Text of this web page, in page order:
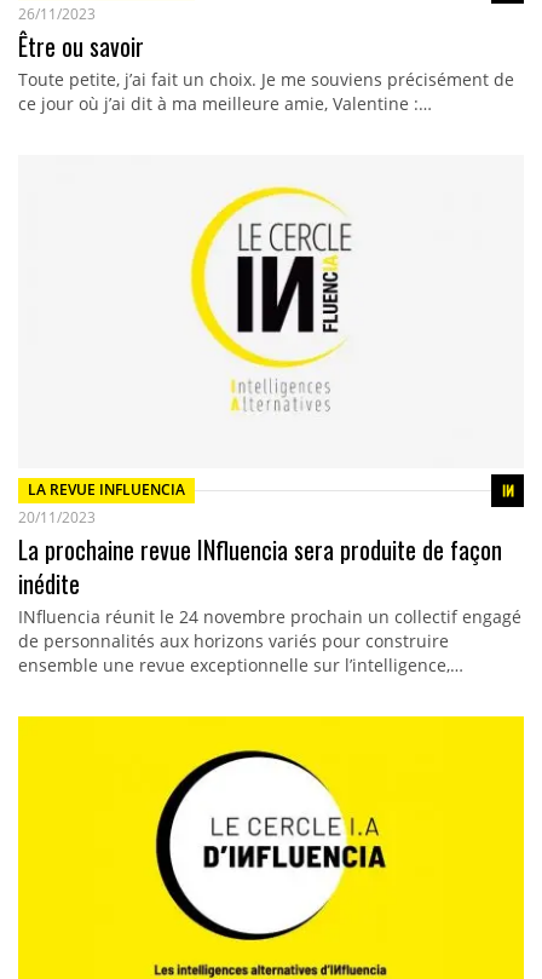
26/11/2023
Être ou savoir
Toute petite, j’ai fait un choix. Je me souviens précisément de
ce jour où j’ai dit à ma meilleure amie, Valentine :…
LA REVUE INFLUENCIA
20/11/2023
La prochaine revue INfluencia sera produite de façon
inédite
INfluencia réunit le 24 novembre prochain un collectif engagé
de personnalités aux horizons variés pour construire
ensemble une revue exceptionnelle sur l’intelligence,…